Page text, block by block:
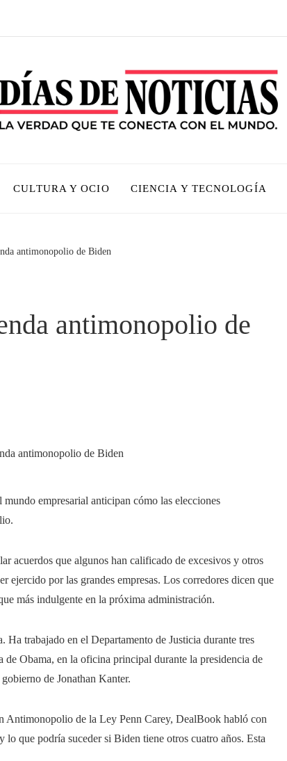
CULTURA Y OCIO CIENCIA Y TECNOLOGÍA
antimonopolio de Biden
antimonopolio de
empresarial anticipan cómo las elecciones
acuerdos que algunos han calificado de excesivos y otros
ejercido por las grandes empresas. Los corredores dicen que
más indulgente en la próxima administración.
trabajado en el Departamento de Justicia durante tres
Obama, en la oficina principal durante la presidencia de
de Jonathan Kanter.
Antimonopolio de la Ley Penn Carey, DealBook habló con
que podría suceder si Biden tiene otros cuatro años. Esta